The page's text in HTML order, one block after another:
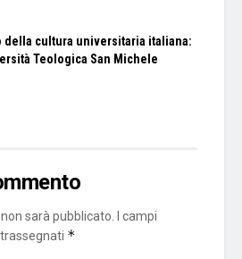
della cultura universitaria italiana:
Teologica San Michele
sarà pubblicato.
I campi
*